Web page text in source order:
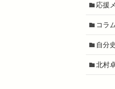
応援
コラム
自分史
北村